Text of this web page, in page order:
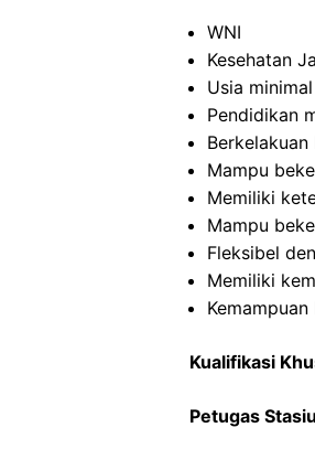
WNI
Kesehatan
Usia
Pendidikan
Mampu
Memiliki
Mampu
Fleksibel
Memiliki
Kualifikasi
Petugas